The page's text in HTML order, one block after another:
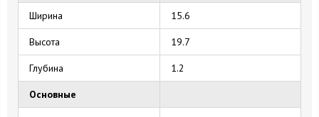
Ширина 15.6
Высота 19.7
Глубина 1.2
Основные